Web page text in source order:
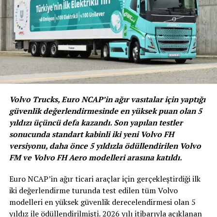
Segmentine adını veren marka, 4×4
liderliği, özgürlük ve macerayla geçen 80
Volvo Trucks, Euro NCAP’in ağır vasıtalar için yaptığı
güvenlik değerlendirmesinde en yüksek puan olan 5
yıldızı üçüncü defa kazandı. Son yapılan testler
sonucunda standart kabinli iki yeni Volvo FH
versiyonu, daha önce 5 yıldızla ödüllendirilen Volvo
FM ve Volvo FH Aero modelleri arasına katıldı.
Euro NCAP’in ağır ticari araçlar için gerçekleştirdiği ilk
iki değerlendirme turunda test edilen tüm Volvo
modelleri en yüksek güvenlik derecelendirmesi olan 5
yıldız ile ödüllendirilmişti. 2026 yılı itibarıyla açıklanan